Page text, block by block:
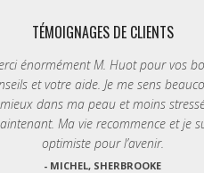
TÉMOIGNAGES DE CLIENTS
énormément M. Huot pour vos
et votre aide. Je me sens
mieux dans ma peau et moins
Ma vie recommence et je
optimiste pour l’avenir.
- MICHEL, SHERBROOKE